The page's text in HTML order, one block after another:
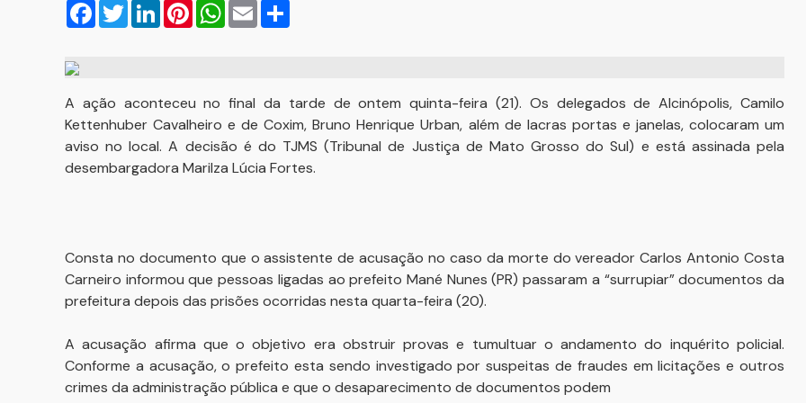
Facebook
TwitterLinkedInPinterestWhatsApp
Email
A ação aconteceu no final da tarde de ontem quinta-feira (21). Os delegados de Alcinópolis, Camilo
Kettenhuber Cavalheiro e de Coxim, Bruno Henrique Urban, além de lacras portas e janelas, colocaram um
aviso no local. A decisão é do TJMS (Tribunal de Justiça de Mato Grosso do Sul) e está assinada pela
desembargadora Marilza Lúcia Fortes.
Consta no documento que o assistente de acusação no caso da morte do vereador Carlos Antonio Costa
Carneiro informou que pessoas ligadas ao prefeito Mané Nunes (PR) passaram a “surrupiar” documentos da
prefeitura depois das prisões ocorridas nesta quarta-feira (20).
A acusação afirma que o objetivo era obstruir provas e tumultuar o andamento do inquérito policial.
Conforme a acusação, o prefeito esta sendo investigado por suspeitas de fraudes em licitações e outros
crimes da administração pública e que o desaparecimento de documentos podem